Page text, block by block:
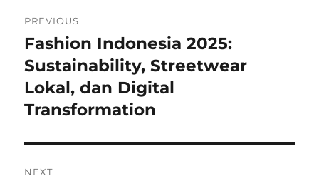
navigation
PREVIOUS
Previous
post:
Fashion Indonesia 2025:
Sustainability, Streetwear
Lokal, dan Digital
Transformation
NEXT